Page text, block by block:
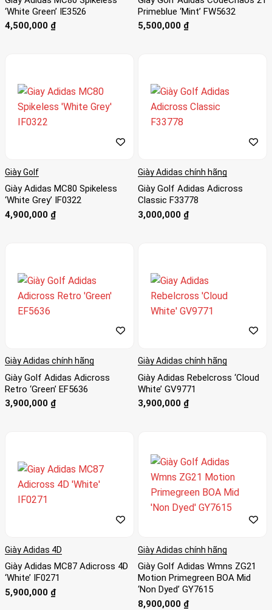
‘White Green’ IE3526
4,500,000 ₫
Primeblue ‘Mint’ FW5632
5,500,000 ₫
Giày Golf
Giày Adidas MC80 Spikeless
‘White Grey’ IF0322
4,900,000 ₫
Giày Adidas chính hãng
Giày Golf Adidas Adicross
Classic F33778
3,000,000 ₫
Giày Adidas chính hãng
Giày Golf Adidas Adicross
Retro ‘Green’ EF5636
3,900,000 ₫
Giày Adidas chính hãng
Giày Adidas Rebelcross ‘Cloud
White’ GV9771
3,900,000 ₫
Giày Adidas 4D
Giày Adidas MC87 Adicross 4D
‘White’ IF0271
5,900,000 ₫
Giày Adidas chính hãng
Giày Golf Adidas Wmns ZG21
Motion Primegreen BOA Mid
‘Non Dyed’ GY7615
8,900,000 ₫